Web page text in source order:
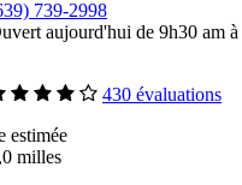
739-2998
aujourd'hui de 9h30 am
430 évaluations
estimée
milles